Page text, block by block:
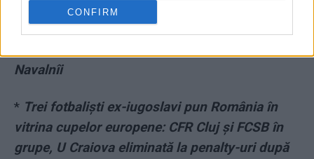
CONFIRM
Încă un disident anti-Putin „s-a aruncat de la
etaj”! Dan Rapoport avea 52 de ani și se
Navalnîi
* Trei fotbaliști ex-iugoslavi pun România în
vitrina cupelor europene: CFR Cluj și FCSB în
grupe, U Craiova eliminată la penalty-uri după